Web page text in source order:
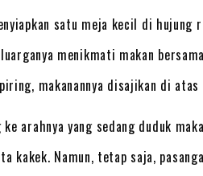
satu meja kecil di hujung
menikmati makan
makanannya disajikan di atas
arahnya yang sedang duduk
kakek. Namun, tetap saja,